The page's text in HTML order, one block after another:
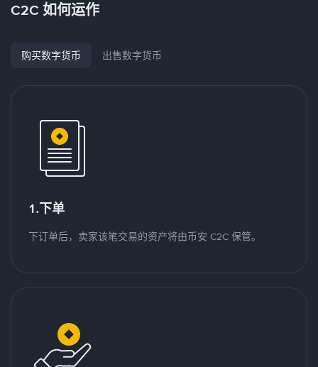
C2C 如何运作
购买数字货币 出售数字货币
1.下单
下订单后，卖家该笔交易的资产将由币安 C2C 保管。